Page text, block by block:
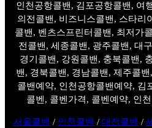
인천공항콜밴, 김포공항콜밴, 여
의전콜밴, 비즈니스콜밴, 스타리
콜밴, 벤츠스프린터콜밴, 최저가
전콜밴, 세종콜밴, 광주콜밴, 대
경기콜밴, 강원콜밴, 충북콜밴,
밴, 경북콜밴, 경남콜밴, 제주콜
콜밴예약, 인천공항콜밴예약, 김
콜벤, 콜벤가격, 콜벤예약, 인
서울콜밴 / 인천콜밴 / 대전콜밴 /